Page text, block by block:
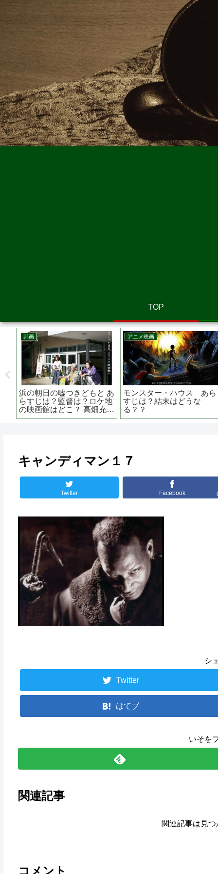
TOP
ープ・フィアー あらす
は？リメイク？？スコセ
シ＆デ・ニーロの黄金コ
邦画
さがす あらすじは？監督
は？主演関連作品は？ 佐藤
二朗主演
洋
キャンディマン１７
Twitter Facebook
シ
Twitter
はてブ
いそを
関連記事
関連記事は見
コメント